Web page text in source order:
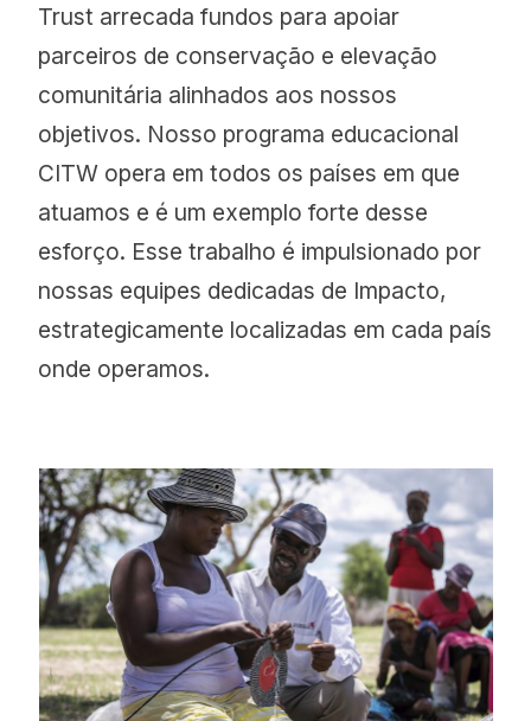
Trust arrecada fundos para apoiar
parceiros de conservação e elevação
comunitária alinhados aos nossos
objetivos. Nosso programa educacional
CITW opera em todos os países em que
atuamos e é um exemplo forte desse
esforço. Esse trabalho é impulsionado por
nossas equipes dedicadas de Impacto,
estrategicamente localizadas em cada país
onde operamos.